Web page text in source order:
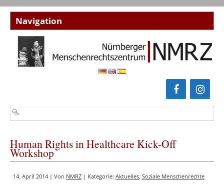
Human Rights in Healthcare Kick-Off
Workshop
14. April 2014 | Von NMRZ | Kategorie: Aktuelles, Soziale Menschenrechte